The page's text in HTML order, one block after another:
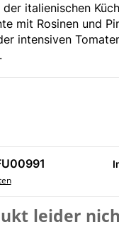
der italienischen
mit Rosinen und
intensiven
leider